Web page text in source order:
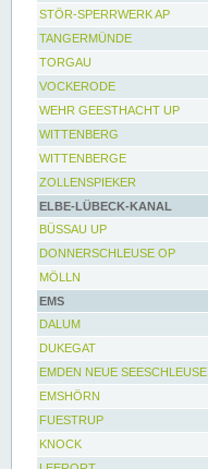
STÖR-SPERRWERK AP
TANGERMÜNDE
TORGAU
VOCKERODE
WEHR GEESTHACHT UP
WITTENBERG
WITTENBERGE
ZOLLENSPIEKER
ELBE-LÜBECK-KANAL
BÜSSAU UP
DONNERSCHLEUSE OP
MÖLLN
EMS
DALUM
DUKEGAT
EMDEN NEUE SEESCHLEUSE
EMSHÖRN
FUESTRUP
KNOCK